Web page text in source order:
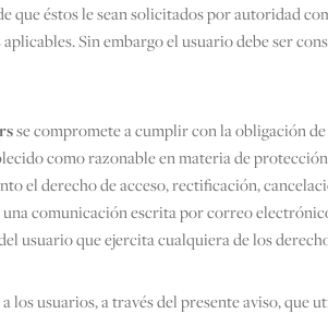
que éstos le sean solicitados por autoridad
Sin embargo el usuario debe ser
se compromete a cumplir con la obligación
como razonable en materia de
el derecho de acceso, rectificación,
comunicación escrita por correo
usuario que ejercita cualquiera de los
los usuarios, a través del presente aviso, que